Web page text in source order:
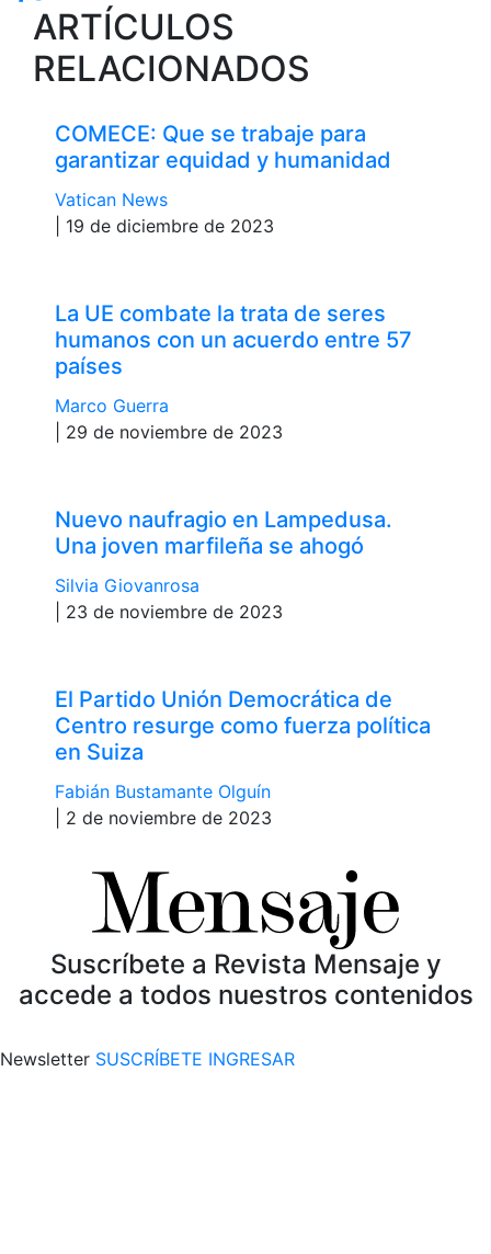
ARTÍCULOS
RELACIONADOS
COMECE: Que se trabaje para
garantizar equidad y humanidad
Vatican News
| 19 de diciembre de 2023
La UE combate la trata de seres
humanos con un acuerdo entre 57
países
Marco Guerra
| 29 de noviembre de 2023
Nuevo naufragio en Lampedusa.
Una joven marfileña se ahogó
Silvia Giovanrosa
| 23 de noviembre de 2023
El Partido Unión Democrática de
Centro resurge como fuerza política
en Suiza
Fabián Bustamante Olguín
| 2 de noviembre de 2023
Suscríbete a Revista Mensaje y
accede a todos nuestros contenidos
Newsletter SUSCRÍBETE INGRESAR